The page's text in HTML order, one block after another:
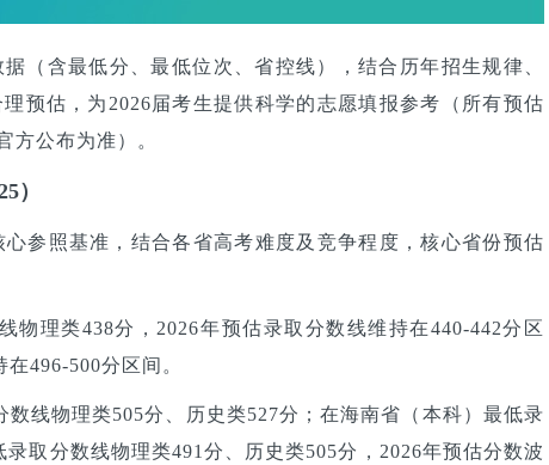
（含最低分、最低位次、省控线），结合历年招生规律、
预估，为2026届考生提供科学的志愿填报参考（所有预估
方公布为准）。
）
参照基准，结合各省高考难度及竞争程度，核心省份预估
物理类438分，2026年预估录取分数线维持在440-442分区
496-500分区间。
线物理类505分、历史类527分；在海南省（本科）最低录
取分数线物理类491分、历史类505分，2026年预估分数波